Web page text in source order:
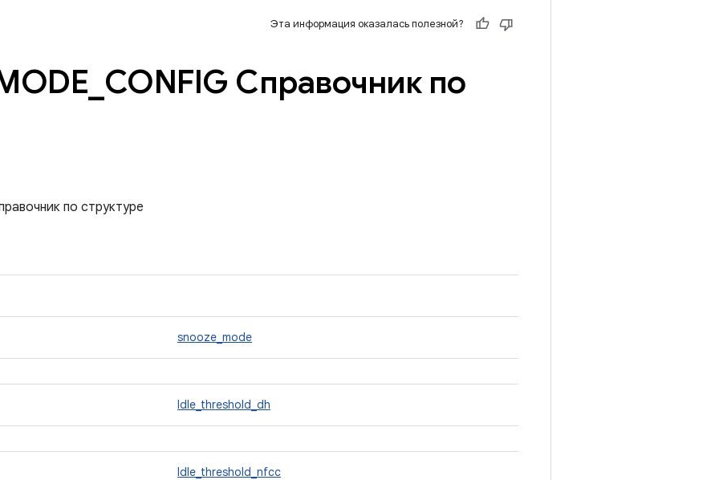
Эта информация оказалась полезной?
CONFIG Справочник по
по структуре
snooze_mode
Idle_threshold_dh
Idle_threshold_nfcc